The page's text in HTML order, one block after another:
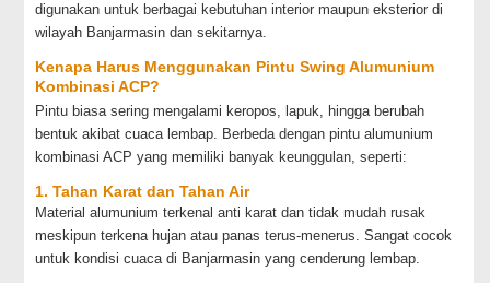
digunakan untuk berbagai kebutuhan interior maupun eksterior di
wilayah Banjarmasin dan sekitarnya.
Kenapa Harus Menggunakan Pintu Swing Alumunium
Kombinasi ACP?
Pintu biasa sering mengalami keropos, lapuk, hingga berubah
bentuk akibat cuaca lembap. Berbeda dengan pintu alumunium
kombinasi ACP yang memiliki banyak keunggulan, seperti:
1. Tahan Karat dan Tahan Air
Material alumunium terkenal anti karat dan tidak mudah rusak
meskipun terkena hujan atau panas terus-menerus. Sangat cocok
untuk kondisi cuaca di Banjarmasin yang cenderung lembap.